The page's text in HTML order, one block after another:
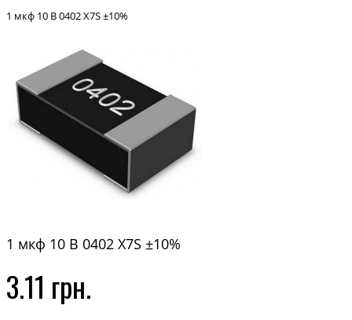
1 мкф 10 В 0402 X7S ±10%
1 мкф 10 В 0402 X7S ±10%
3.11 грн.